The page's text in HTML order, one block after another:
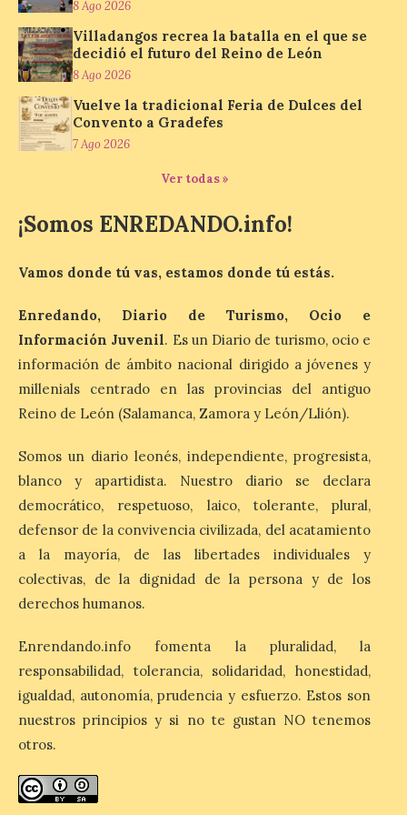
8 Ago 2026
El Ministerio de
Alimentación concede el
premio Alimentos de
España a los mejores
jamones 2026. Jamón Serrano 24 – Monte
serrano u otras figuras de calidad
Las salas del antiguo
Cabrillanes (Babia) acogen
la muestra ‘Eduardo
Arroyo en la colección del
ILC’
8 Ago 2026
La muestra, que podrá
contemplarse hasta el
próximo 4 de octubre,
que más preocupaban y
fascinaban a este autor de talla
internacional como las múltiples técnicas
que usó y sus sólidos vínculos con la
Montaña Occidental. […]
Más de 10.000 personas
han visitado las
exposiciones ‘Alma de
América. Arte y mito
precolombino’ y ‘Mundus
Novus’ en la Sala de San
Eloy
8 Ago 2026
8 Ago 2026
Villadangos recrea la batalla en el que se
decidió el futuro del Reino de León
8 Ago 2026
Vuelve la tradicional Feria de Dulces del
Convento a Gradefes
7 Ago 2026
Ver todas »
¡Somos ENREDANDO.info!
Vamos donde tú vas, estamos donde tú estás.
Enredando, Diario de Turismo, Ocio e
Información Juvenil. Es un Diario de turismo, ocio e
información de ámbito nacional dirigido a jóvenes y
millenials centrado en las provincias del antiguo
Reino de León (Salamanca, Zamora y León/Llión).
Somos un diario leonés, independiente, progresista,
blanco y apartidista. Nuestro diario se declara
democrático, respetuoso, laico, tolerante, plural,
defensor de la convivencia civilizada, del acatamiento
a la mayoría, de las libertades individuales y
colectivas, de la dignidad de la persona y de los
derechos humanos.
Enrendando.info fomenta la pluralidad, la
responsabilidad, tolerancia, solidaridad, honestidad,
igualdad, autonomía, prudencia y esfuerzo. Estos son
nuestros principios y si no te gustan NO tenemos
otros.